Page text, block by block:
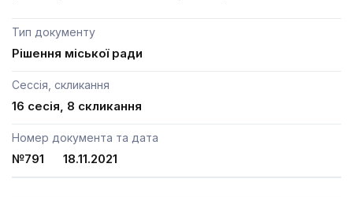
Тип документу
Рішення міської ради
Сессія, скликання
16 сесія, 8 скликання
Номер документа та дата
№791 18.11.2021